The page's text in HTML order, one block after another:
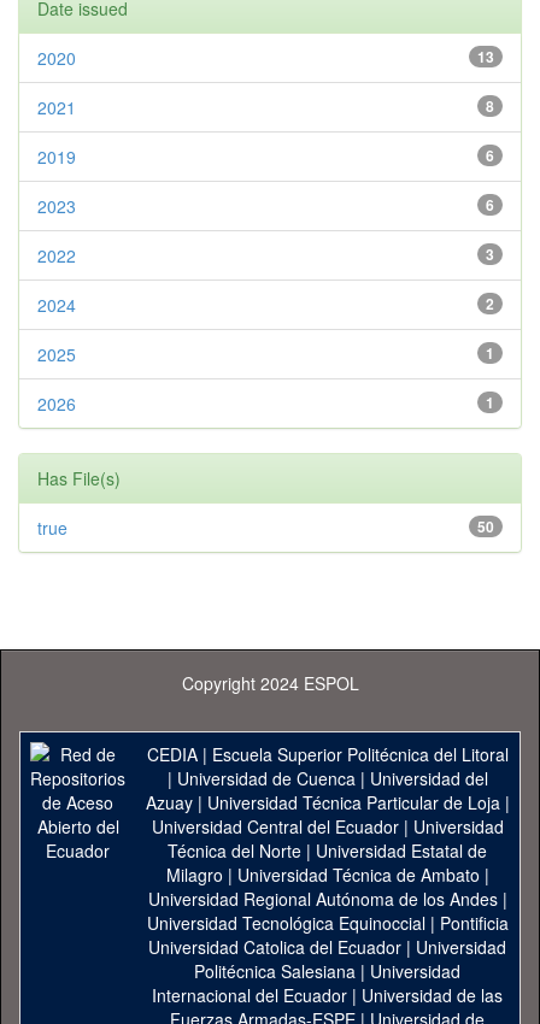
Date issued
13
2020
8
2021
6
2019
6
2023
3
2022
2
2024
1
2025
1
2026
Has File(s)
50
true
Copyright 2024 ESPOL
CEDIA| Escuela Superior Politécnica del Litoral
| Universidad de Cuenca| Universidad del
Azuay| Universidad Técnica Particular de Loja|
Universidad Central del Ecuador| Universidad
Técnica del Norte | Universidad Estatal de
Milagro | Universidad Técnica de Ambato |
Universidad Regional Autónoma de los Andes|
Universidad Tecnológica Equinoccial| Pontificia
Universidad Catolica del Ecuador | Universidad
Politécnica Salesiana | Universidad
Internacional del Ecuador | Universidad de las
Fuerzas Armadas-ESPE | Universidad de